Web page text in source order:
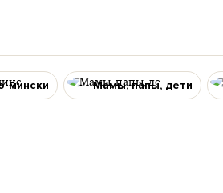
мински Мамы, папы, дети